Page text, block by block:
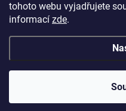
tohoto webu vyjadřujete
informací zde.
svetzamku.cz
Jak nakupovat
Svět